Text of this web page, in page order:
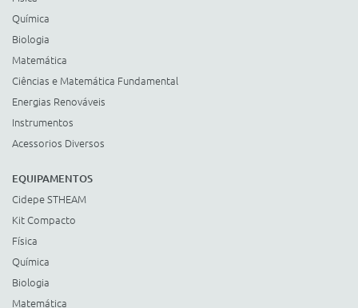
Química
Biologia
Matemática
Ciências e Matemática Fundamental
Energias Renováveis
Instrumentos
Acessorios Diversos
EQUIPAMENTOS
Cidepe STHEAM
Kit Compacto
Física
Química
Biologia
Matemática